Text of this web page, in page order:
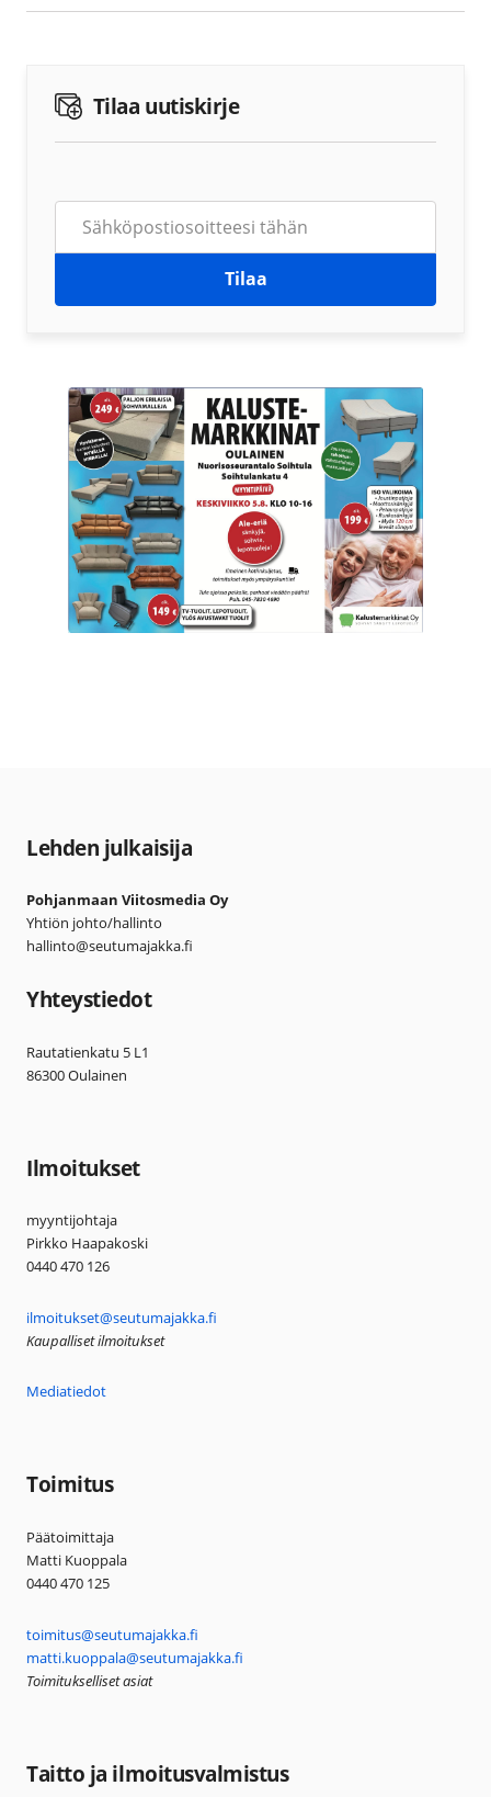
Tilaa uutiskirje
Tilaa
Lehden julkaisija
Pohjanmaan Viitosmedia Oy
Yhtiön johto/hallinto
hallinto@seutumajakka.fi
Yhteystiedot
Rautatienkatu 5 L1
86300 Oulainen
Ilmoitukset
myyntijohtaja
Pirkko Haapakoski
0440 470 126
ilmoitukset@seutumajakka.fi
Kaupalliset ilmoitukset
Mediatiedot
Toimitus
Päätoimittaja
Matti Kuoppala
0440 470 125
toimitus@seutumajakka.fi
matti.kuoppala@seutumajakka.fi
Toimitukselliset asiat
Taitto ja ilmoitusvalmistus